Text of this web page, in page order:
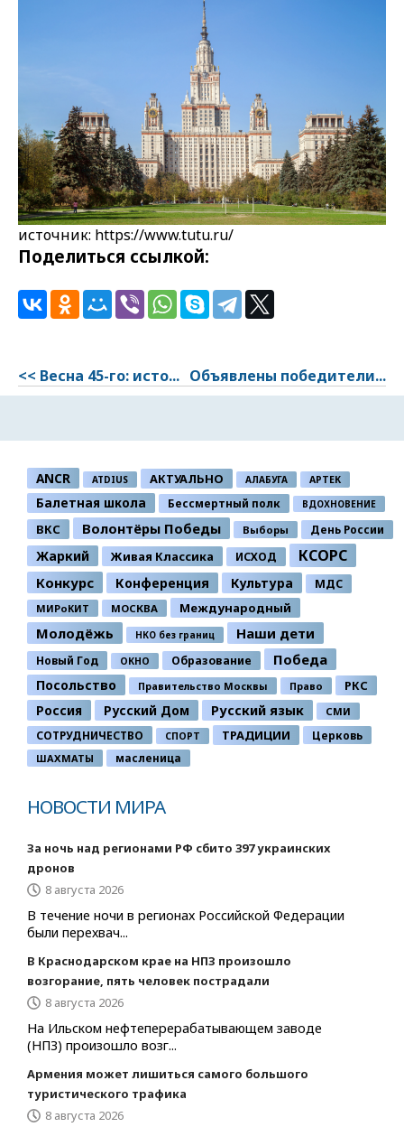
источник: https://www.tutu.ru/
Поделиться ссылкой:
<< Весна 45-го: исто... Объявлены победители...
ANCR ATDIUS АКТУАЛЬНО АЛАБУГА АРТЕК
Балетная школа Бессмертный полк ВДОХНОВЕНИЕ
ВКС Волонтёры Победы Выборы День России
Жаркий Живая Классика ИСХОД КСОРС
Конкурс Конференция Культура МДС
МИРоКИТ МОСКВА Международный
Молодёжь НКО без границ Наши дети
Новый Год ОКНО Образование Победа
Посольство Правительство Москвы Право РКС
Россия Русский Дом Русский язык СМИ
СОТРУДНИЧЕСТВО СПОРТ ТРАДИЦИИ Церковь
ШАХМАТЫ масленица
НОВОСТИ МИРА
За ночь над регионами РФ сбито 397 украинских
дронов
8 августа 2026
В течение ночи в регионах Российской Федерации
были перехвач...
В Краснодарском крае на НПЗ произошло
возгорание, пять человек пострадали
8 августа 2026
На Ильском нефтеперерабатывающем заводе
(НПЗ) произошло возг...
Армения может лишиться самого большого
туристического трафика
8 августа 2026